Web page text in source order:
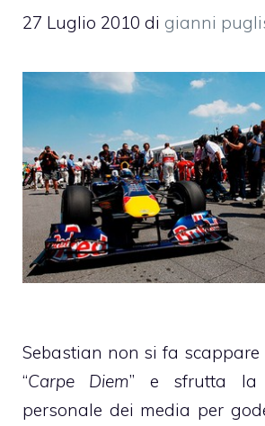
27 Luglio 2010 di gianni
Sebastian non si fa scappare
“Carpe Diem” e sfrutta la
personale dei media per